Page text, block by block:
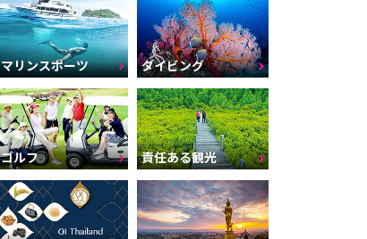
マリンスポーツ ダイビング
ゴルフ 責任ある観光